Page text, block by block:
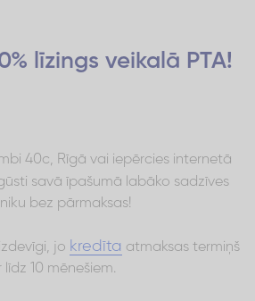
līzings veikalā PTA!
40c, Rīgā vai iepērcies internetā
savā īpašumā labāko sadzīves
bez pārmaksas!
jo kredīta atmaksas termiņš
līdz 10 mēnešiem.